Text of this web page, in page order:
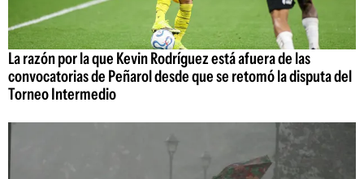
La razón por la que Kevin Rodríguez está afuera de las
convocatorias de Peñarol desde que se retomó la disputa del
Torneo Intermedio